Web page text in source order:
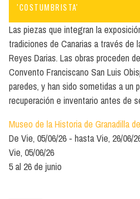
'COSTUMBRISTA'
Las piezas que integran la
tradiciones de Canarias a través de
Reyes Darias. Las obras proceden
Convento Franciscano San Luis
paredes, y han sido sometidas a un
recuperación e inventario antes de
Museo de la Historia de Granadilla
De Vie, 05/06/26 hastaVie, 26/06/
Vie, 05/06/26
5 al 26 de junio